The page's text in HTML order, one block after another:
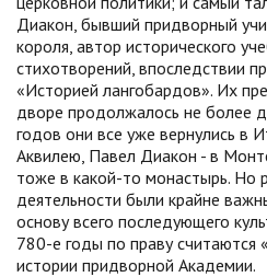
Диакон, бывший придворный
короля, автор исторического
стихотворений, впоследствии
«Историей лангобардов». Их
дворе продолжалось не более
годов они все уже вернулись в
Аквилею, Павел Диакон - в
тоже в какой-то монастырь. Но
деятельности были крайне
основу всего последующего
780-е годы по праву считаются
истории придворной Академии.